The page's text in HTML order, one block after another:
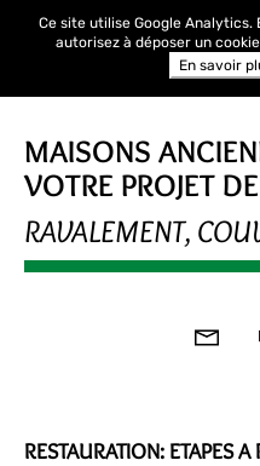
MAISONS
VOTRE PROJET
RAVALEMENT,
RESTAURATION: ETAPES A
Ce site utilise Google Analytics.
autorisez à déposer un
En savoir